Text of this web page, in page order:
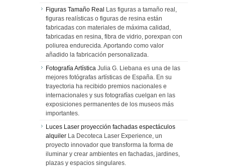
Figuras Tamaño Real Las figuras a tamaño real,
figuras realísticas o figuras de resina están
fabricadas con materiales de máxima calidad,
fabricadas en resina, fibra de vidrio, porexpan con
poliurea endurecida. Aportando como valor
añadido la fabricación personalizada.
Fotografía Artística Julia G. Liebana es una de las
mejores fotógrafas artísticas de España. En su
trayectoria ha recibido premios nacionales e
internacionales y sus fotografías cuelgan en las
exposiciones permanentes de los museos más
importantes.
Luces Laser proyección fachadas espectáculos
alquiler La Decoteca Laser Experience, un
proyecto innovador que transforma la forma de
iluminar y crear ambientes en fachadas, jardines,
plazas y espacios singulares.